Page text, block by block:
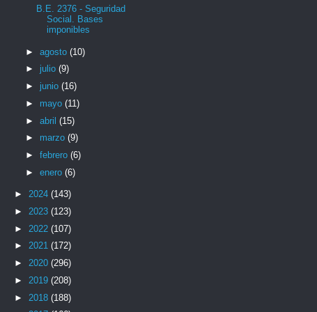
B.E. 2376 - Seguridad
Social. Bases
imponibles
► agosto (10)
► julio (9)
► junio (16)
► mayo (11)
► abril (15)
► marzo (9)
► febrero (6)
► enero (6)
► 2024 (143)
► 2023 (123)
► 2022 (107)
► 2021 (172)
► 2020 (296)
► 2019 (208)
► 2018 (188)